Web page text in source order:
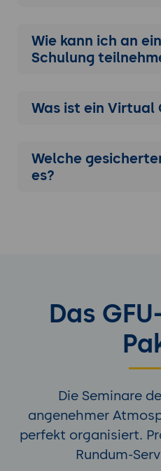
Wie kann ich an
Schulung
Was ist ein Virtual
Welche
es?
Das
Die Seminare
angenehmer
perfekt organisiert.
Rundum-